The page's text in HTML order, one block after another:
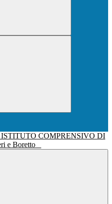
ISTITUTO COMPRENSIVO DI
e Boretto